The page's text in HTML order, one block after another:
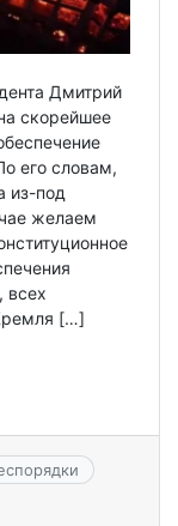
Дмитрий
скорейшее
его словам,
из-под
желаем
всех
[…]